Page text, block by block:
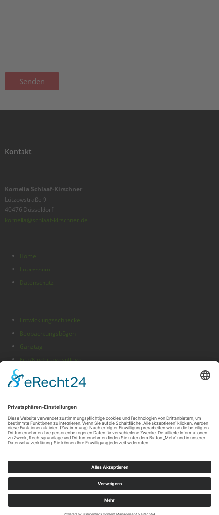
Kontakt
Kornelia Schlaaf-Kirschner
Lützowstraße 9
40476 Düsseldorf
kornelia@schlaaf-kirschner.de
Home
Impressum
Datenschutz
Entwicklungsschnecke
Beobachtungsbögen
Ganztag
Kita/Kindertagespflege
Think Up Themes Ltd